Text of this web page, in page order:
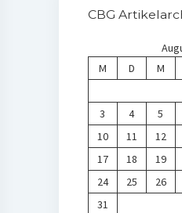
CBG
M
D M
3
4 5
10
11 12
17
18 19
24
25 26
31